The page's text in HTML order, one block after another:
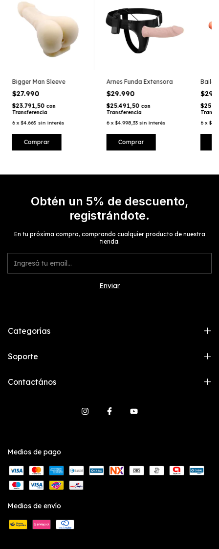
Bigger Man Sleeve
$27.990
$23.791,50 con
Transferencia
6 x$4.665 sin interés
Arnes Funda Extensora
$29.990
$25.491,50 con
Transferencia
6 x$4.998,33 sin interés
Baile
6 x
Obtén un 5% de descuento,
registrándote.
En tu próxima compra, comprando cualquier producto de nuestra
tienda.
Categorías
Soporte
Contactános
Medios de pago
Medios de envío